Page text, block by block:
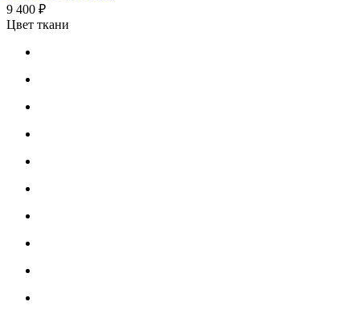
9 400 ₽
Цвет ткани